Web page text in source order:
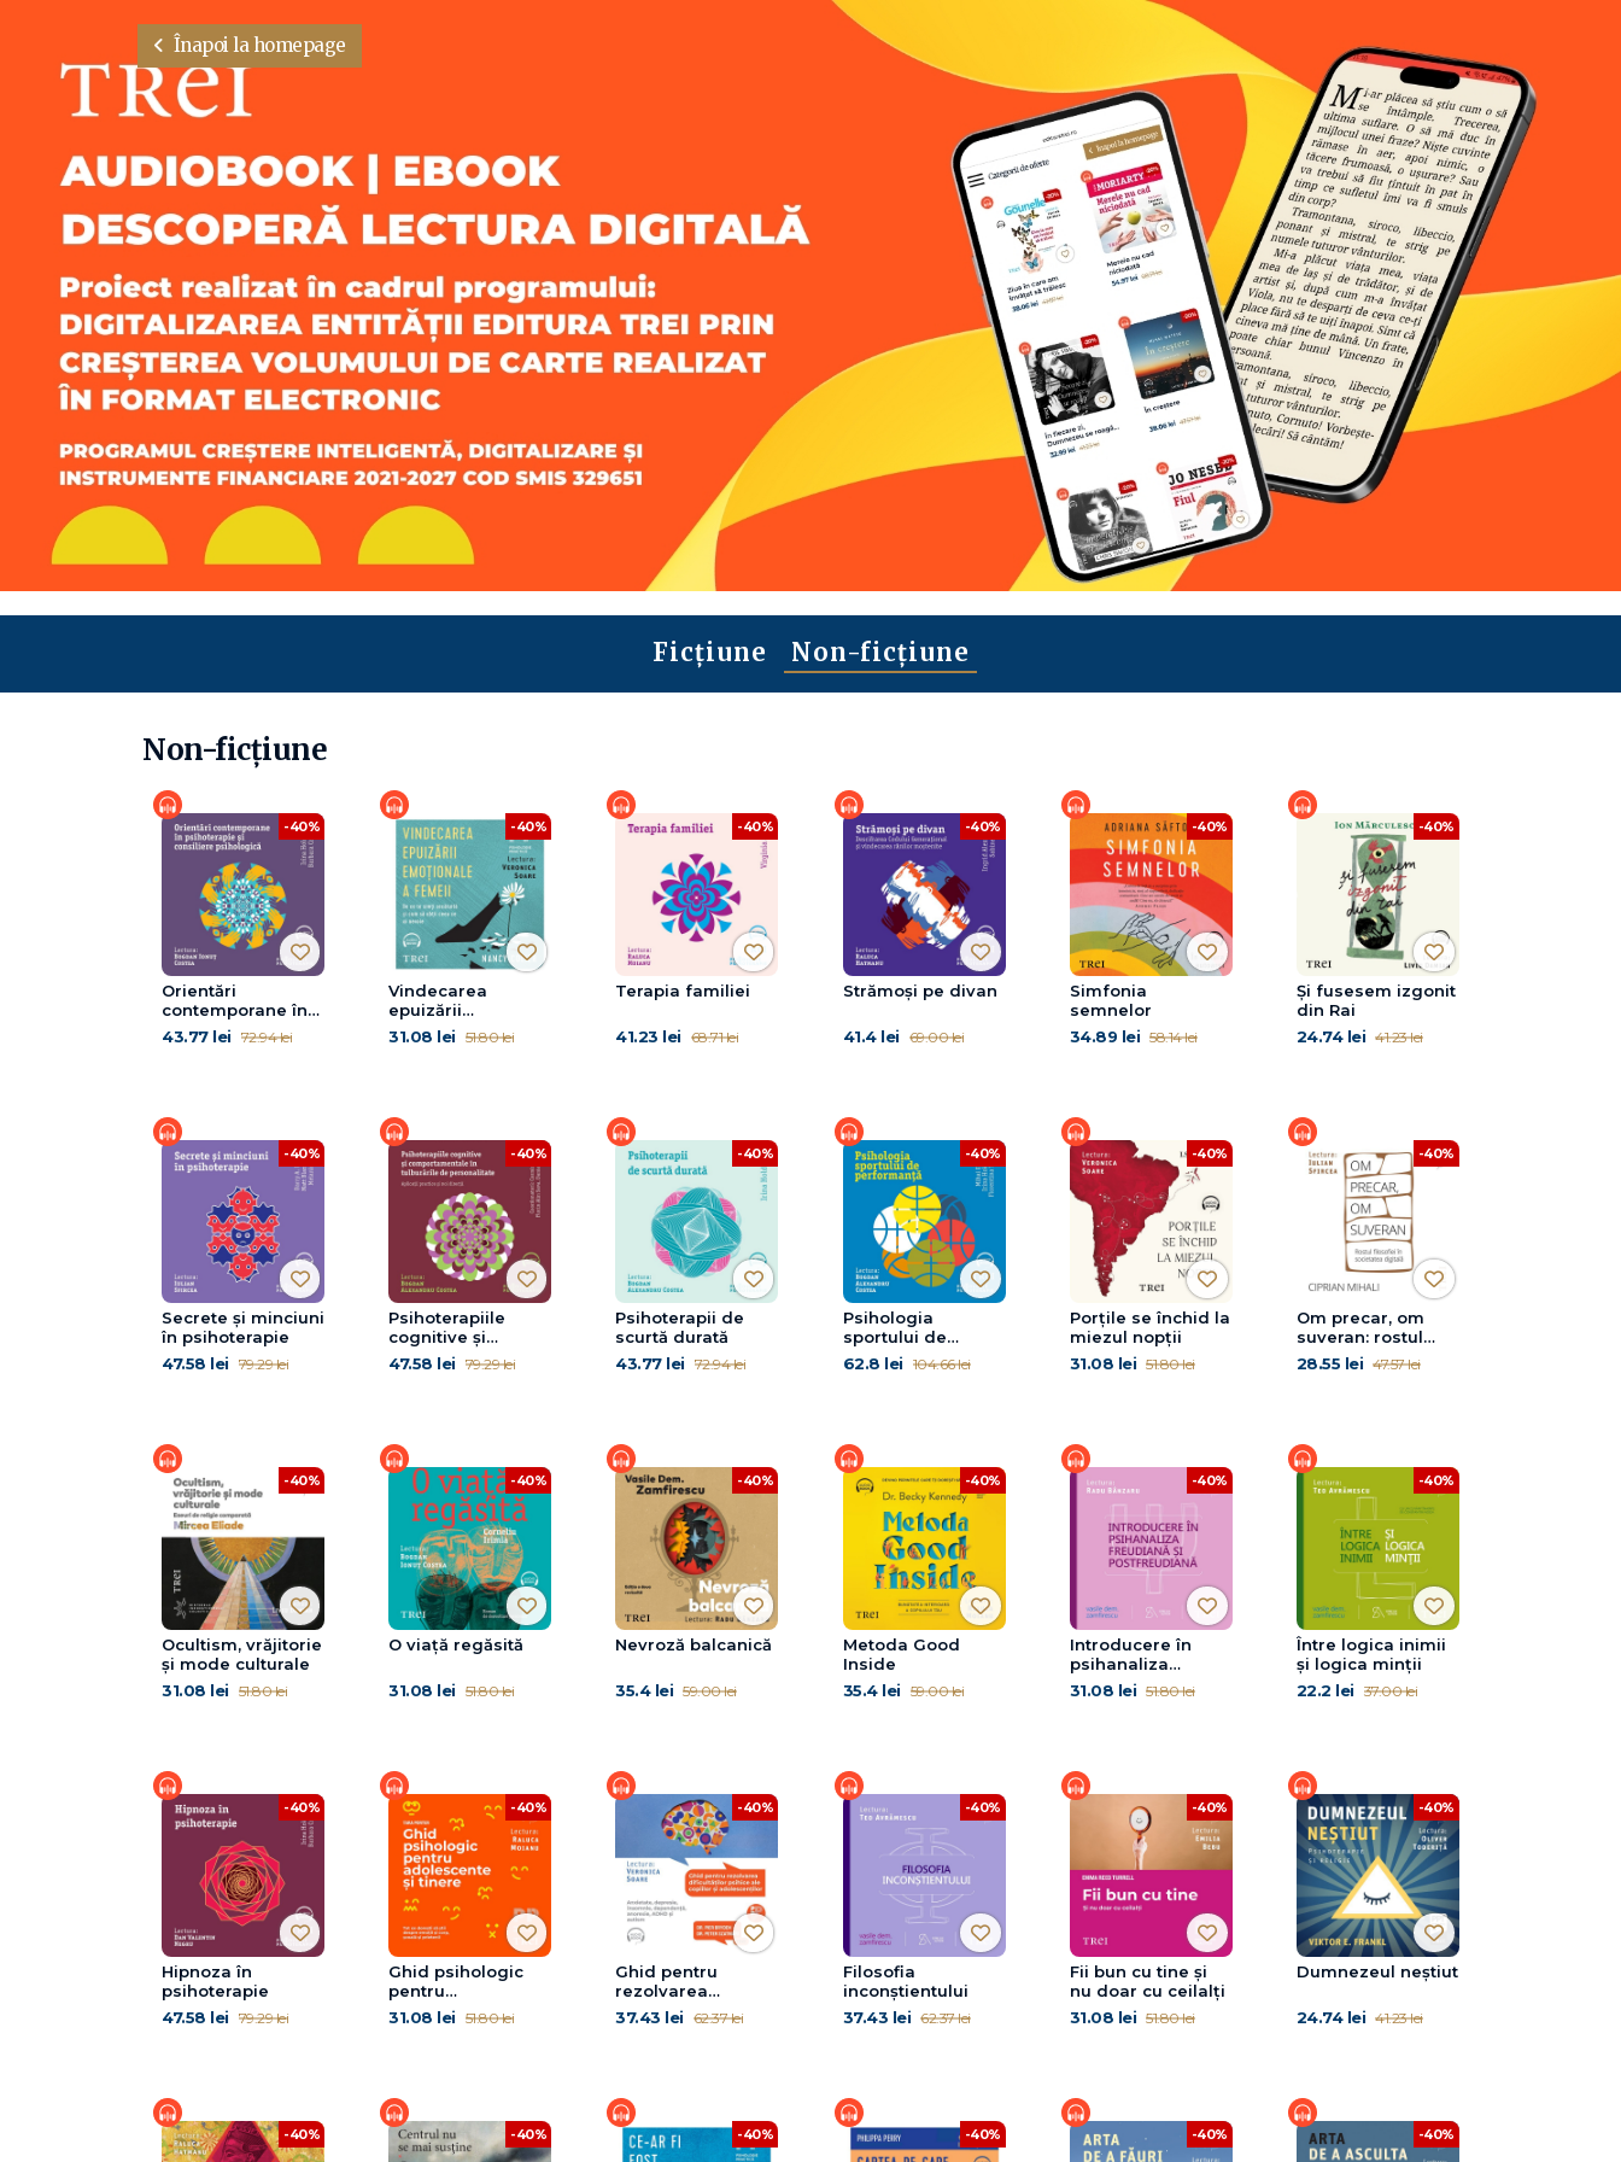
Înapoi la homepage
Ficțiune Non-ficțiune
Non-ficțiune
-40%
Orientări
contemporane în
psihoterapie și
consiliere
43.77 lei 72.94 lei
-40%
Vindecarea
epuizării
emoționale a
femeii
31.08 lei 51.80 lei
-40%
Terapia familiei
41.23 lei 68.71 lei
-40%
Strămoși pe divan
41.4 lei 69.00 lei
-40%
Simfonia
semnelor
34.89 lei 58.14 lei
-40%
Şi fusesem izgonit
din Rai
24.74 lei 41.23 lei
-40%
Secrete și minciuni
în psihoterapie
47.58 lei 79.29 lei
-40%
Psihoterapiile
cognitive și
comportamentale
în tulburările de
47.58 lei 79.29 lei
-40%
Psihoterapii de
scurtă durată
43.77 lei 72.94 lei
-40%
Psihologia
sportului de
performanță
62.8 lei 104.66 lei
-40%
Porțile se închid la
miezul nopții
31.08 lei 51.80 lei
-40%
Om precar, om
suveran: rostul
filosofiei în
societatea digitală
28.55 lei 47.57 lei
-40%
Ocultism, vrăjitorie
și mode culturale
31.08 lei 51.80 lei
-40%
O viață regăsită
31.08 lei 51.80 lei
-40%
Nevroză balcanică
35.4 lei 59.00 lei
-40%
Metoda Good
Inside
35.4 lei 59.00 lei
-40%
Introducere în
psihanaliza
freudiană şi
postfreudiană
31.08 lei 51.80 lei
-40%
Între logica inimii
şi logica minţii
22.2 lei 37.00 lei
-40%
Hipnoza în
psihoterapie
47.58 lei 79.29 lei
-40%
Ghid psihologic
pentru
adolescente și
tinere
31.08 lei 51.80 lei
-40%
Ghid pentru
rezolvarea
dificultăților
psihice ale copiilor
37.43 lei 62.37 lei
-40%
Filosofia
inconștientului
37.43 lei 62.37 lei
-40%
Fii bun cu tine și
nu doar cu ceilalți
31.08 lei 51.80 lei
-40%
Dumnezeul neștiut
24.74 lei 41.23 lei
-40% -40% -40% -40% -40% -40%